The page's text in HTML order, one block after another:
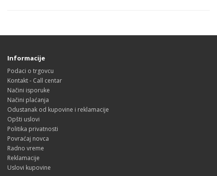
Informacije
Podaci o trgovcu
Kontakt - Call centar
Načini isporuke
Načini plaćanja
Odustanak od kupovine i reklamacije
Opšti uslovi
Politika privatnosti
Povraćaj novca
Radno vreme
Reklamacije
Uslovi kupovine